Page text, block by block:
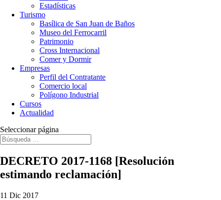
Estadísticas
Turismo
Basílica de San Juan de Baños
Museo del Ferrocarril
Patrimonio
Cross Internacional
Comer y Dormir
Empresas
Perfil del Contratante
Comercio local
Polígono Industrial
Cursos
Actualidad
Seleccionar página
DECRETO 2017-1168 [Resolución
estimando reclamación]
11 Dic 2017